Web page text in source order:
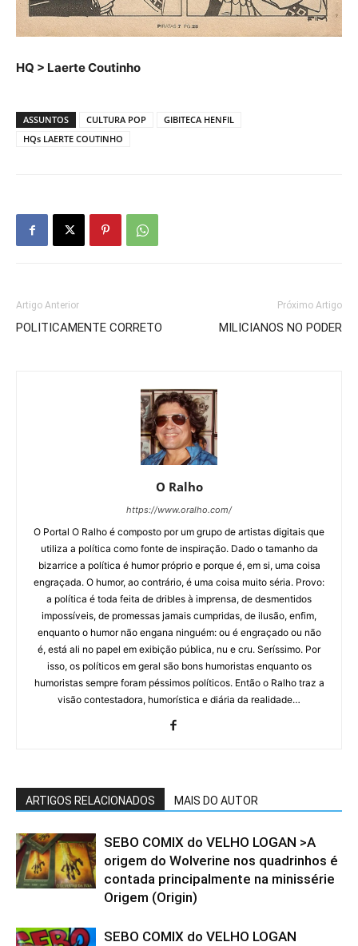
HQ > Laerte Coutinho
ASSUNTOS CULTURA POP
GIBITECA HENFIL
HQs LAERTE COUTINHO
Artigo Anterior
POLITICAMENTE CORRETO
Próximo Artigo
MILICIANOS NO PODER
O Ralho
https://www.oralho.com/
O Portal O Ralho é composto por um grupo de artistas digitais que
utiliza a política como fonte de inspiração. Dado o tamanho da
bizarrice a política é humor próprio e porque é, em si, uma coisa
engraçada. O humor, ao contrário, é uma coisa muito séria. Provo:
a política é toda feita de dribles à imprensa, de desmentidos
impossíveis, de promessas jamais cumpridas, de ilusão, enfim,
enquanto o humor não engana ninguém: ou é engraçado ou não
é, está ali no papel em exibição pública, nu e cru. Seríssimo. Por
isso, os políticos em geral são bons humoristas enquanto os
humoristas sempre foram péssimos políticos. Então o Ralho traz a
visão contestadora, humorística e diária da realidade…
ARTIGOS RELACIONADOS MAIS DO AUTOR
SEBO COMIX do VELHO LOGAN >A
origem do Wolverine nos quadrinhos é
contada principalmente na minissérie
Origem (Origin)
SEBO COMIX do VELHO LOGAN